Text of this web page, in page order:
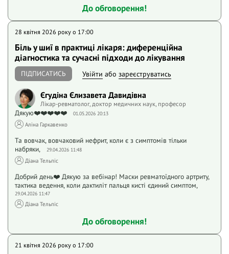
До обговорення!
28 квітня 2026 року o 17:00
Біль у шиї в практиці лікаря: диференційна
діагностика та сучасні підходи до лікування
ПІДПИСАТИСЬ Увійти або зареєструватись
Єгудіна Єлизавета Давидівна
Лікар-ревматолог, доктор медичних наук, професор
Дякую❤️❤️❤️❤️❤️ 01.05.2026 20:13
Аліна Гаркавенко
Та вовчак, вовчаковий нефрит, коли є з симптомів тільки
набряки,
29.04.2026 11:48
Діана Тельпіс
Добрий день❤️ Дякую за вебінар! Маски ревматоїдного артриту,
тактика ведення, коли дактиліт пальця кисті єдиний симптом,
29.04.2026 11:47
Діана Тельпіс
До обговорення!
21 квітня 2026 року o 17:00